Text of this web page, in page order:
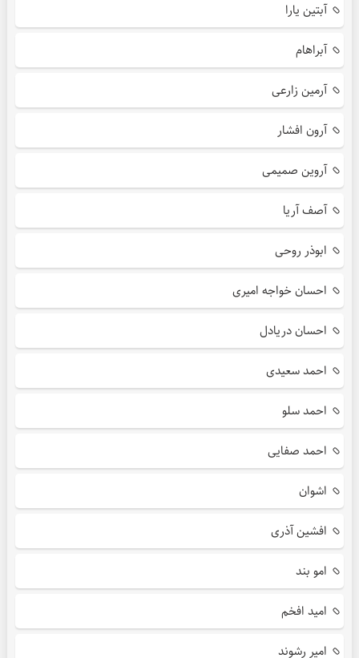
آبتین یارا
آبراهام
آرمین زارعی
آرون افشار
آروین صمیمی
آصف آریا
ابوذر روحی
احسان خواجه امیری
احسان دریادل
احمد سعیدی
احمد سلو
احمد صفایی
اشوان
افشین آذری
امو بند
امید افخم
امیر رشوند